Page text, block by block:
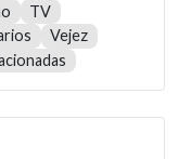
TV
Vejez